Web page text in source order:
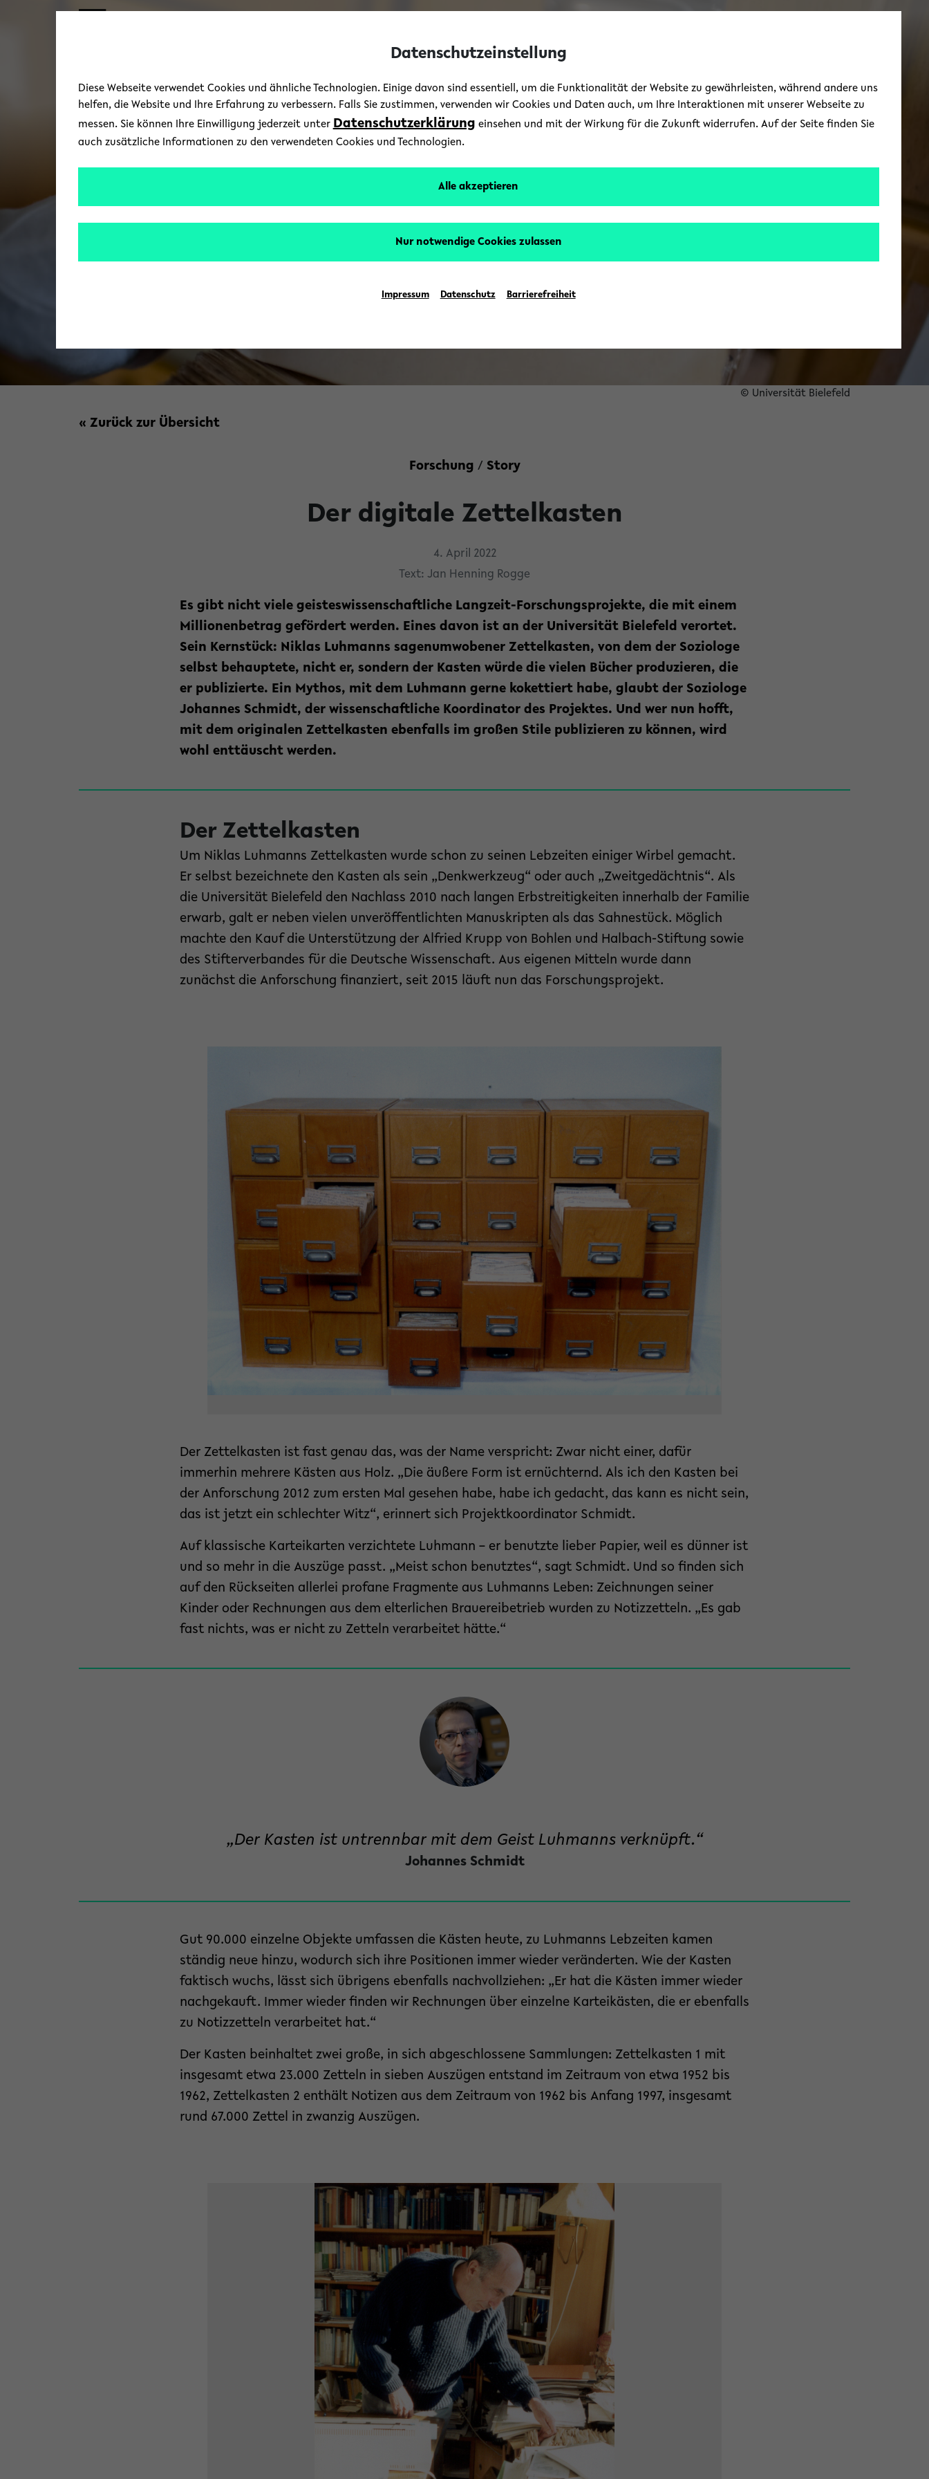
Skip to main content
© Universität Bielefeld
« Zurück zur Übersicht
Forschung / Story
Der digitale Zettelkasten
4. April 2022
Text: Jan Henning Rogge
Es gibt nicht viele geisteswissenschaftliche Langzeit-Forschungsprojekte, die mit einem
Millionenbetrag gefördert werden. Eines davon ist an der Universität Bielefeld verortet.
Sein Kernstück: Niklas Luhmanns sagenumwobener Zettelkasten, von dem der Soziologe
selbst behauptete, nicht er, sondern der Kasten würde die vielen Bücher produzieren, die
er publizierte. Ein Mythos, mit dem Luhmann gerne kokettiert habe, glaubt der Soziologe
Johannes Schmidt, der wissenschaftliche Koordinator des Projektes. Und wer nun hofft,
mit dem originalen Zettelkasten ebenfalls im großen Stile publizieren zu können, wird
wohl enttäuscht werden.
Der Zettelkasten
Um Niklas Luhmanns Zettelkasten wurde schon zu seinen Lebzeiten einiger Wirbel gemacht.
Er selbst bezeichnete den Kasten als sein „Denkwerkzeug“ oder auch „Zweitgedächtnis“. Als
die Universität Bielefeld den Nachlass 2010 nach langen Erbstreitigkeiten innerhalb der Familie
erwarb, galt er neben vielen unveröffentlichten Manuskripten als das Sahnestück. Möglich
machte den Kauf die Unterstützung der Alfried Krupp von Bohlen und Halbach-Stiftung sowie
des Stifterverbandes für die Deutsche Wissenschaft. Aus eigenen Mitteln wurde dann
zunächst die Anforschung finanziert, seit 2015 läuft nun das Forschungsprojekt.
Der Zettelkasten ist fast genau das, was der Name verspricht: Zwar nicht einer, dafür
immerhin mehrere Kästen aus Holz. „Die äußere Form ist ernüchternd. Als ich den Kasten bei
der Anforschung 2012 zum ersten Mal gesehen habe, habe ich gedacht, das kann es nicht sein,
das ist jetzt ein schlechter Witz“, erinnert sich Projektkoordinator Schmidt.
Auf klassische Karteikarten verzichtete Luhmann – er benutzte lieber Papier, weil es dünner ist
und so mehr in die Auszüge passt. „Meist schon benutztes“, sagt Schmidt. Und so finden sich
auf den Rückseiten allerlei profane Fragmente aus Luhmanns Leben: Zeichnungen seiner
Kinder oder Rechnungen aus dem elterlichen Brauereibetrieb wurden zu Notizzetteln. „Es gab
fast nichts, was er nicht zu Zetteln verarbeitet hätte.“
„Der Kasten ist untrennbar mit dem Geist Luhmanns verknüpft.“
Johannes Schmidt
Gut 90.000 einzelne Objekte umfassen die Kästen heute, zu Luhmanns Lebzeiten kamen
ständig neue hinzu, wodurch sich ihre Positionen immer wieder veränderten. Wie der Kasten
faktisch wuchs, lässt sich übrigens ebenfalls nachvollziehen: „Er hat die Kästen immer wieder
nachgekauft. Immer wieder finden wir Rechnungen über einzelne Karteikästen, die er ebenfalls
zu Notizzetteln verarbeitet hat.“
Der Kasten beinhaltet zwei große, in sich abgeschlossene Sammlungen: Zettelkasten 1 mit
insgesamt etwa 23.000 Zetteln in sieben Auszügen entstand im Zeitraum von etwa 1952 bis
1962, Zettelkasten 2 enthält Notizen aus dem Zeitraum von 1962 bis Anfang 1997, insgesamt
rund 67.000 Zettel in zwanzig Auszügen.
Datenschutzeinstellung
Diese Webseite verwendet Cookies und ähnliche Technologien. Einige davon sind essentiell, um die Funktionalität der Website zu gewährleisten, während andere uns
helfen, die Website und Ihre Erfahrung zu verbessern. Falls Sie zustimmen, verwenden wir Cookies und Daten auch, um Ihre Interaktionen mit unserer Webseite zu
messen. Sie können Ihre Einwilligung jederzeit unter Datenschutzerklärung einsehen und mit der Wirkung für die Zukunft widerrufen. Auf der Seite finden Sie
auch zusätzliche Informationen zu den verwendeten Cookies und Technologien.
Alle akzeptieren
Nur notwendige Cookies zulassen
Impressum Datenschutz Barrierefreiheit